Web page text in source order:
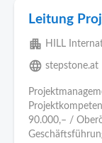
Leitung
apartment HILL
language stepstone.at
90.000,– /